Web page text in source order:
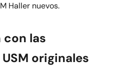
Haller nuevos.
las
originales